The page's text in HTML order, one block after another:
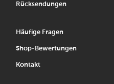
Rücksendungen
Häufige Fragen
Shop-Bewertungen
Kontakt